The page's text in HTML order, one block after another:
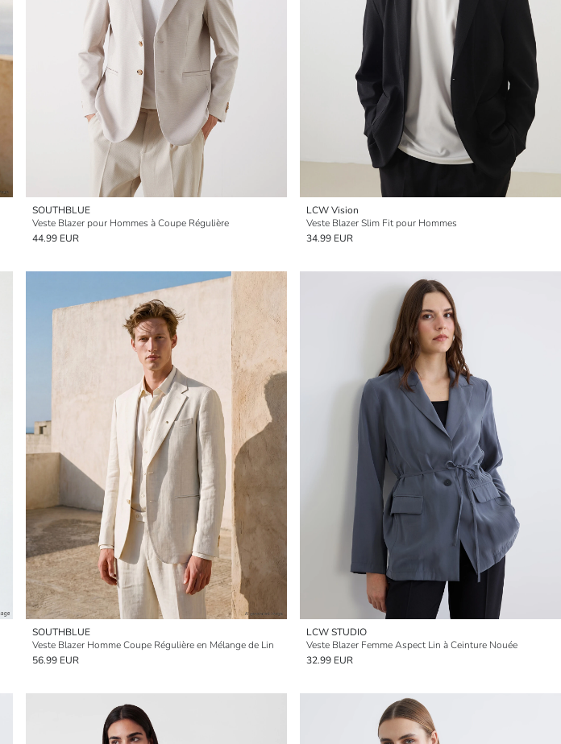
SOUTHBLUE
Veste Blazer pour Hommes à Coupe Régulière
44.99 EUR
LCW Vision
Veste Blazer Slim Fit pour Hommes
34.99 EUR
SOUTHBLUE
Veste Blazer Homme Coupe Régulière en Mélange de Lin
56.99 EUR
LCW STUDIO
Veste Blazer Femme Aspect Lin à Ceinture Nouée
32.99 EUR